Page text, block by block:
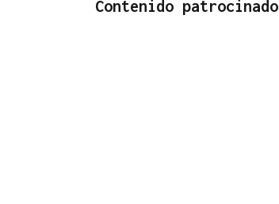
Contenido patrocinado